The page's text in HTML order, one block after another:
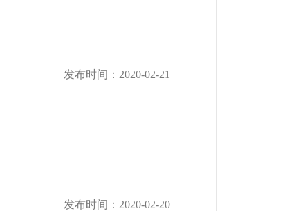
发布时间：2020-02-21
发布时间：2020-02-20